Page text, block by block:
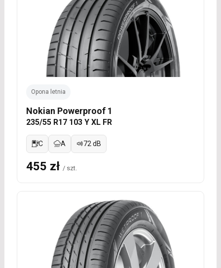
Opona letnia
Nokian Powerproof 1
235/55 R17 103 Y XL FR
C A 72 dB
455 zł / szt.